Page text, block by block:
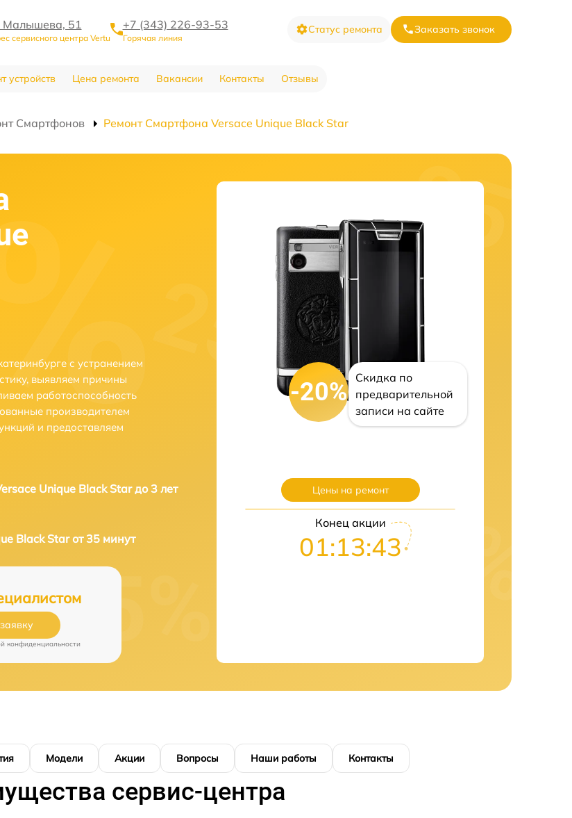
Малышева, 51
сервисного центра Vertu
+7 (343) 226-93-53
Горячая линия
Статус ремонта Заказать звонок
устройств Цена ремонта Вакансии Контакты Отзывы
Смартфонов Ремонт Смартфона Versace Unique Black Star
с устранением
выявляем причины
работоспособность
производителем
и предоставляем
Unique Black Star до 3 лет
Black Star от 35 минут
конфиденциальности
-20%
Скидка по
предварительной
записи на сайте
Цены на ремонт
Конец акции
01:13:42
Модели Акции Вопросы Наши работы Контакты
сервис-центра